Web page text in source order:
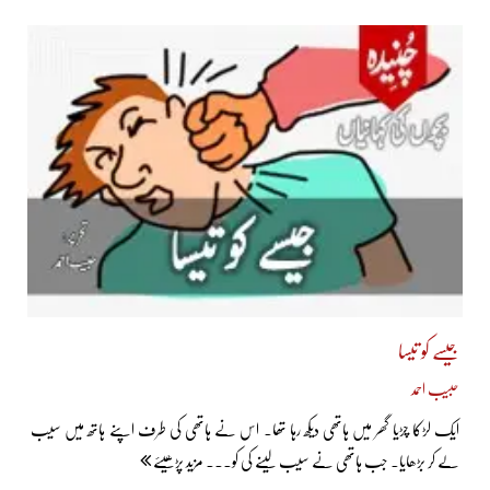
جیسے کو تیسا
حبیب احمد
ایک لڑکا چڑیا گھر میں ہاتھی دیکھ رہا تھا۔ اس نے ہاتھی کی طرف اپنے ہاتھ میں سیب
لے کر بڑھایا۔ جب ہاتھی نے سیب لینے کی کو... مزید پڑھیئے